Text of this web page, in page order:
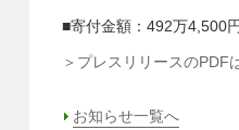
■寄付金額：492万4,500
＞プレスリリースのPDF
お知らせ一覧へ